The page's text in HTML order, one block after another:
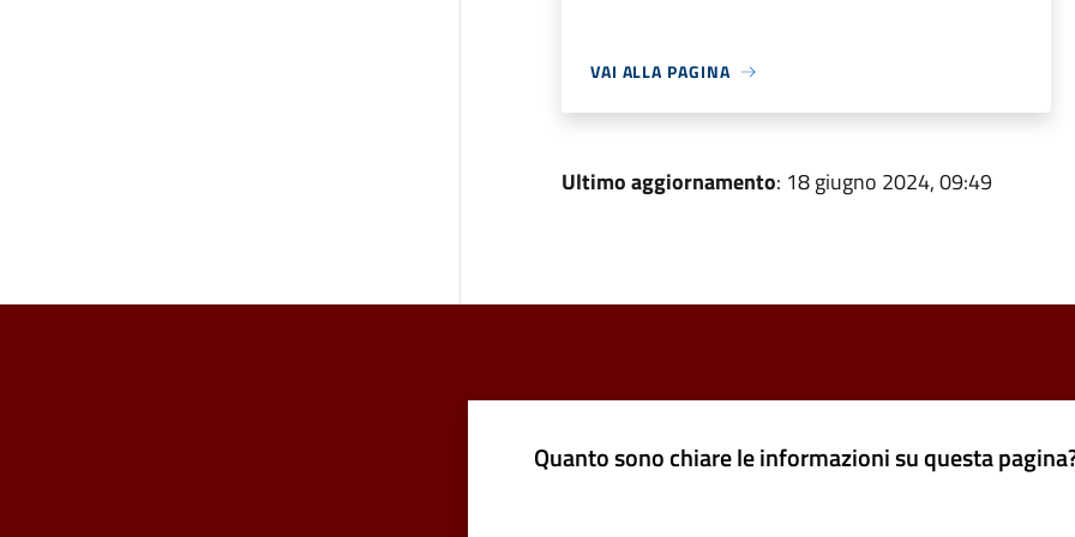
VAI ALLA PAGINA
Ultimo aggiornamento: 18 giugno 2024, 09:49
Quanto sono chiare le informazioni su questa